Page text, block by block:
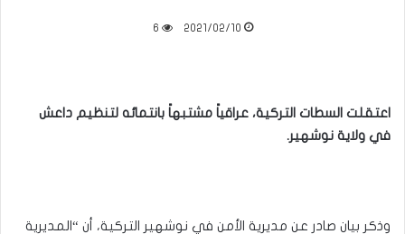
2021/02/10
6
اعتقلت السطات التركية، عراقياً مشتبهاً بانتمائه لتنظيم داعش
في ولاية نوشهير.
وذكر بيان صادر عن مديرية الأمن في نوشهير التركية، أن “المديرية